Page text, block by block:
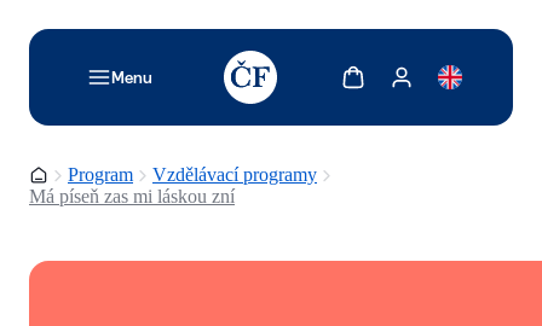
Menu
TODO: Add description for reader
Zobrazit košíkZobrazit můj účet
Domovská stránka
Program
Vzdělávací programy
Má píseň zas mi láskou zní